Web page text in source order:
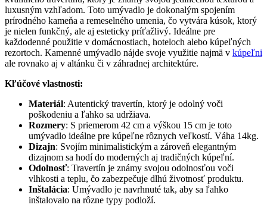
luxusným vzhľadom. Toto umývadlo je dokonalým spojením
prírodného kameňa a remeselného umenia, čo vytvára kúsok, ktorý
je nielen funkčný, ale aj esteticky príťažlivý. Ideálne pre
každodenné použitie v domácnostiach, hoteloch alebo kúpeľných
rezortoch. Kamenné umývadlo nájde svoje využitie najmä v kúpeľni
ale rovnako aj v altánku či v záhradnej architektúre.
Kľúčové vlastnosti:
Materiál: Autentický travertín, ktorý je odolný voči
poškodeniu a ľahko sa udržiava.
Rozmery: S priemerom 42 cm a výškou 15 cm je toto
umývadlo ideálne pre kúpeľne rôznych veľkostí. Váha 14kg.
Dizajn: Svojím minimalistickým a zároveň elegantným
dizajnom sa hodí do moderných aj tradičných kúpeľní.
Odolnosť: Travertín je známy svojou odolnosťou voči
vlhkosti a teplu, čo zabezpečuje dlhú životnosť produktu.
Inštalácia: Umývadlo je navrhnuté tak, aby sa ľahko
inštalovalo na rôzne typy podloží.